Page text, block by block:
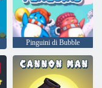
Pinguini di Bubble